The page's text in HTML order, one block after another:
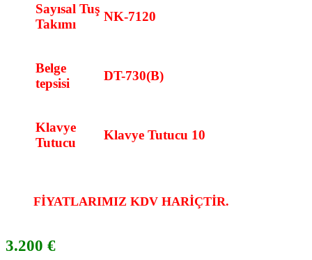
Sayısal Tuş
Takımı
NK-7120
Belge
tepsisi
DT-730(B)
Klavye
Tutucu
Klavye Tutucu 10
FİYATLARIMIZ KDV HARİÇTİR.
3.200 €